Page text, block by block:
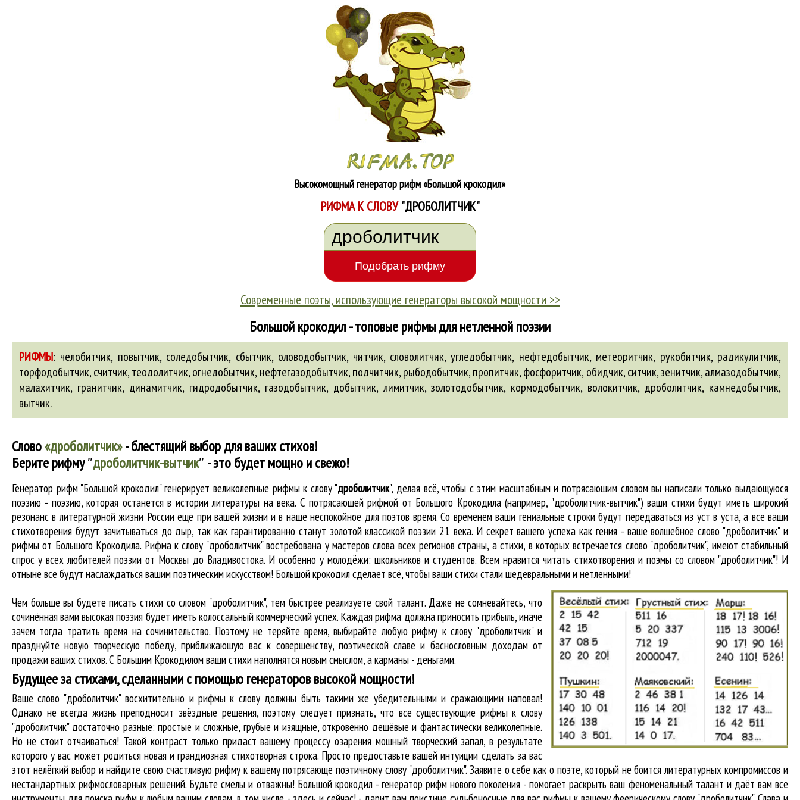
Высокомощный генератор рифм«Большой крокодил»
РИФМА К СЛОВУ"ДРОБОЛИТЧИК"
Современные поэты, использующие генераторы высокой мощности >>
Большой крокодил - топовые рифмы для нетленной поэзии
РИФМЫ: челобитчик, повытчик, соледобытчик, сбытчик, оловодобытчик, читчик, словолитчик, угледобытчик, нефтедобытчик, метеоритчик, рукобитчик, радикулитчик,
торфодобытчик, считчик, теодолитчик, огнедобытчик, нефтегазодобытчик, подчитчик, рыбодобытчик, пропитчик, фосфоритчик, обидчик, ситчик,зенитчик,алмазодобытчик,
малахитчик, гранитчик, динамитчик, гидродобытчик, газодобытчик, добытчик, лимитчик,золотодобытчик, кормодобытчик, волокитчик, дроболитчик, камнедобытчик,
вытчик.
Слово«дроболитчик»- блестящий выбор для ваших стихов!
Берите рифму″дроболитчик-вытчик″ - это будет мощно и свежо!
Генератор рифм "Большой крокодил" генерирует великолепные рифмы к слову "дроболитчик", делая всё, чтобы с этим масштабным и потрясающим словом вы написали только выдающуюся
поэзию - поэзию, которая останется в истории литературы на века. С потрясающей рифмой от Большого Крокодила (например, "дроболитчик-вытчик") ваши стихи будут иметь широкий
резонанс в литературной жизни России ещё при вашей жизни и в наше неспокойное для поэтов время. Со временем ваши гениальные строки будут передаваться из уст в уста, а все ваши
стихотворения будут зачитываться до дыр, так как гарантированно станут золотой классикой поэзии 21 века. И секрет вашего успеха как гения - ваше волшебное слово "дроболитчик" и
рифмы от Большого Крокодила. Рифма к слову "дроболитчик" востребована у мастеров слова всех регионов страны, а стихи, в которых встречается слово "дроболитчик", имеют стабильный
спрос у всех любителей поэзии от Москвы до Владивостока. И особенно у молодёжи: школьников и студентов. Всем нравится читать стихотворения и поэмы со словом "дроболитчик"! И
отныне все будут наслаждаться вашим поэтическим искусством! Большой крокодил cделает всё, чтобы ваши стихи стали шедевральными и нетленными!
Чем больше вы будете писать стихи со словом "дроболитчик", тем быстрее реализуете свой талант. Даже не сомневайтесь, что
сочинённая вами высокая поэзия будет иметь колоссальный коммерческий успех. Каждая рифма должна приносить прибыль, иначе
зачем тогда тратить время на сочинительство. Поэтому не теряйте время, выбирайте любую рифму к слову "дроболитчик" и
празднуйте новую творческую победу, приближающую вас к совершенству, поэтической славе и баснословным доходам от
продажи ваших стихов. С Большим Крокодилом ваши стихи наполнятся новым смыслом, а карманы - деньгами.
Будущее за стихами, сделанными с помощью генераторов высокой мощности!
Ваше слово "дроболитчик" восхитительно и рифмы к слову должны быть такими же убедительными и сражающими наповал!
Однако не всегда жизнь преподносит звёздные решения, поэтому следует признать, что все существующие рифмы к слову
"дроболитчик" достаточно разные: простые и сложные, грубые и изящные, откровенно дешёвые и фантастически великолепные.
Но не стоит отчаиваться! Такой контраст только придаст вашему процессу озарения мощный творческий запал, в результате
которого у вас может родиться новая и грандиозная стихотворная строка. Просто предоставьте вашей интуиции сделать за вас
этот нелёгкий выбор и найдите свою счастливую рифму к вашему потрясающе поэтичному слову "дроболитчик". Заявите о себе как о поэте, который не боится литературных компромиссов и
нестандартных рифмословарных решений. Будьте смелы и отважны! Большой крокодил - генератор рифм нового поколения - помогает раскрыть ваш феноменальный талант и даёт вам все